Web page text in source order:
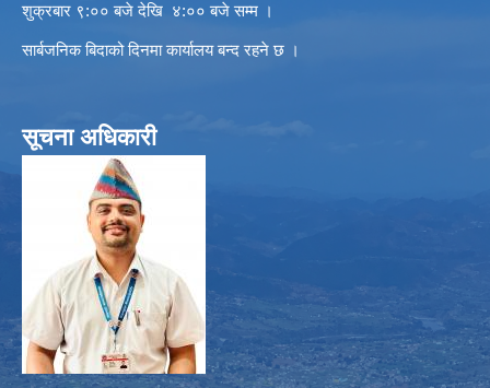
शुक्रबार ९:०० बजे देखि ४:०० बजे सम्म ।
सार्बजनिक बिदाको दिनमा कार्यालय बन्द रहने छ ।
सूचना अधिकारी